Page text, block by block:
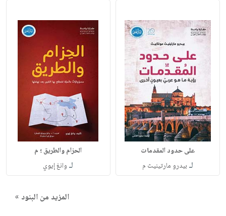
على حدود المقدمات
لـ بيدرو مارتينيث م
الحزام والطريق ؛ م
لـ وانغ إيوي
المزيد من البنود »